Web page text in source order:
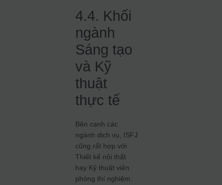
4.4. Khối
ngành
Sáng tạo
và Kỹ
thuật
thực tế
Bên cạnh các
ngành dịch vụ, ISFJ
cũng rất hợp với
Thiết kế nội thất
hay Kỹ thuật viên
phòng thí nghiệm.